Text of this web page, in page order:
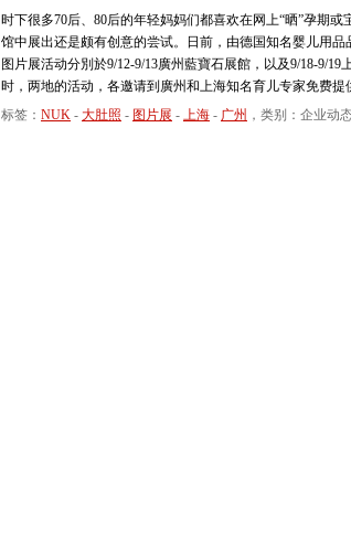
时下很多70后、80后的年轻妈妈们都喜欢在网上“晒”孕期
馆中展出还是颇有创意的尝试。日前，由德国知名婴儿用
图片展活动分別於9/12-9/13廣州藍寶石展館，以及9/18-9/
时，两地的活动，各邀请到廣州和上海知名育儿专家免费
标签： NUK - 大肚照 - 图片展 - 上海 - 广州 ，类别：企业动